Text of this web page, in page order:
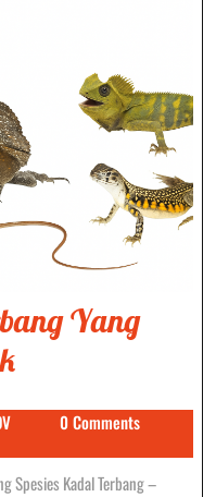
Yang
6
Kadal
Terbang
GUSAROV0 Comments
Spesies Kadal Terbang –